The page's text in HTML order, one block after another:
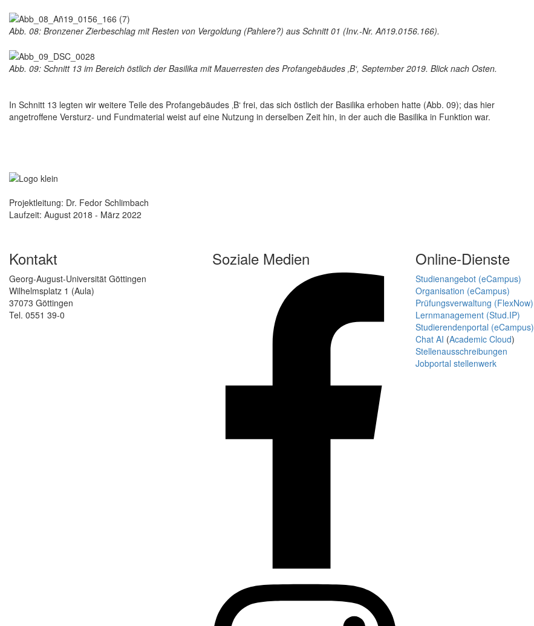
Abb. 08: Bronzener Zierbeschlag mit Resten von Vergoldung (Pahlere?) aus Schnitt 01 (Inv.-Nr. Añ19.0156.166).
Abb. 09: Schnitt 13 im Bereich östlich der Basilika mit Mauerresten des Profangebäudes ‚B‘, September 2019. Blick nach Osten.
In Schnitt 13 legten wir weitere Teile des Profangebäudes ‚B‘ frei, das sich östlich der Basilika erhoben hatte (Abb. 09); das hier
angetroffene Versturz- und Fundmaterial weist auf eine Nutzung in derselben Zeit hin, in der auch die Basilika in Funktion war.
Projektleitung: Dr. Fedor Schlimbach
Laufzeit: August 2018 - März 2022
Kontakt
Georg-August-Universität Göttingen
Wilhelmsplatz 1 (Aula)
37073 Göttingen
Tel. 0551 39-0
Soziale Medien Online-Dienste
Studienangebot (eCampus)
Organisation (eCampus)
Prüfungsverwaltung (FlexNow)
Lernmanagement (Stud.IP)
Studierendenportal (eCampus)
Chat AI (Academic Cloud)
Stellenausschreibungen
Jobportal stellenwerk